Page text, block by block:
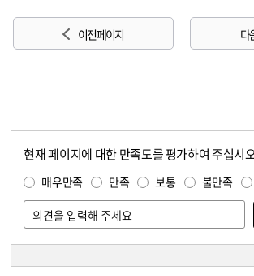
이전 페이지 다
현재 페이지에 대한 만족도를 평가하여 주십시
매우만족 만족 보통 불만족